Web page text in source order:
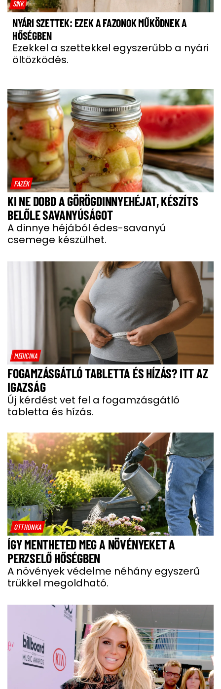
SIKK
NYÁRI SZETTEK: EZEK A FAZONOK MŰKÖDNEK A
HŐSÉGBEN
Ezekkel a szettekkel egyszerűbb a nyári
öltözködés.
FAZÉK
KI NE DOBD A GÖRÖGDINNYEHÉJAT, KÉSZÍTS
BELŐLE SAVANYÚSÁGOT
A dinnye héjából édes-savanyú
csemege készülhet.
MEDICINA
FOGAMZÁSGÁTLÓ TABLETTA ÉS HÍZÁS? ITT AZ
IGAZSÁG
Új kérdést vet fel a fogamzásgátló
tabletta és hízás.
OTTHONKA
ÍGY MENTHETED MEG A NÖVÉNYEKET A
PERZSELŐ HŐSÉGBEN
A növények védelme néhány egyszerű
trükkel megoldható.